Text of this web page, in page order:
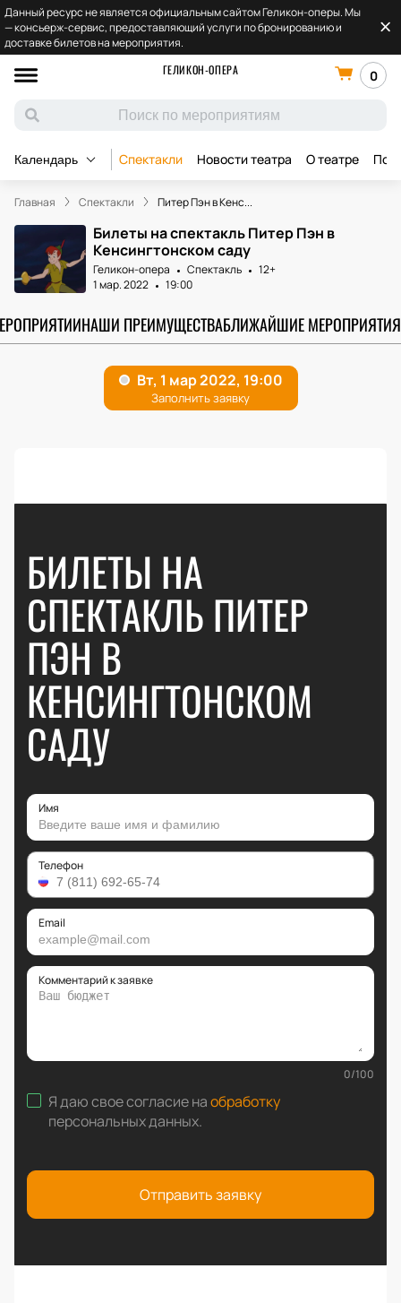
Данный ресурс не является официальным сайтом Геликон-оперы. Мы
— консьерж-сервис, предоставляющий услуги по бронированию и
доставке билетов на мероприятия.
ГЕЛИКОН-ОПЕРА
0
Календарь Спектакли Новости театра О театре
Главная Спектакли Питер Пэн в Кенс...
Билеты на спектакль Питер Пэн в
Кенсингтонском саду
Геликон-опера Спектакль
12+
1 мар. 2022
19:00
НАШИ ПРЕИМУЩЕСТВАБЛИЖАЙШИЕ МЕРОПРИЯТИЯ
БИЛЕТЫ НА
СПЕКТАКЛЬ ПИТЕР
ПЭН В
КЕНСИНГТОНСКОМ
САДУ
Имя
Телефон
Email
Комментарий к заявке
0/100
Я даю свое согласие наобработку
персональных данных.
Отправить заявку